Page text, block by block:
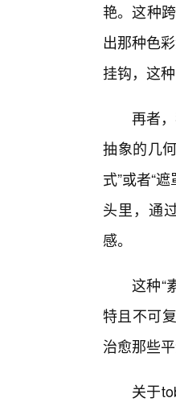
艳。这种
出那种色
挂钩，这
再者
抽象的几
式”或者“
头里，通
感。
这种“
特且不可
治愈那些
关于